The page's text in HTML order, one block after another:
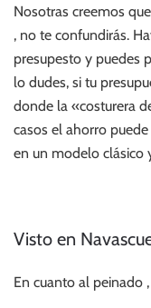
Nosotras creemos
, no te confundirás.
presupesto y puedes
lo dudes, si tu
donde la «costurera
casos el ahorro
en un modelo clásico
Visto en
En cuanto al peinado